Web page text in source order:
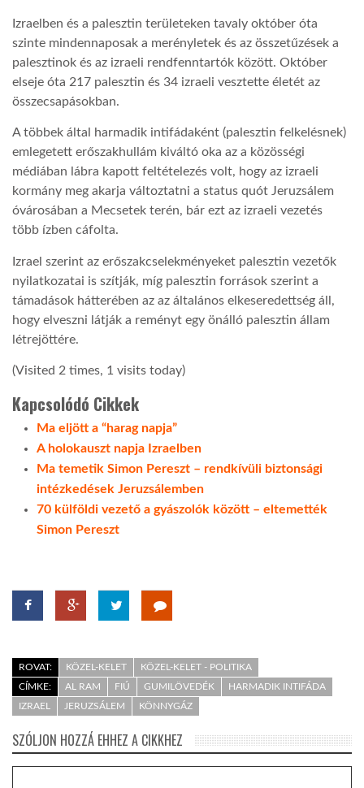
Izraelben és a palesztin területeken tavaly október óta
szinte mindennaposak a merényletek és az összetűzések a
palesztinok és az izraeli rendfenntartók között. Október
elseje óta 217 palesztin és 34 izraeli vesztette életét az
összecsapásokban.
A többek által harmadik intifádaként (palesztin felkelésnek)
emlegetett erőszakhullám kiváltó oka az a közösségi
médiában lábra kapott feltételezés volt, hogy az izraeli
kormány meg akarja változtatni a status quót Jeruzsálem
óvárosában a Mecsetek terén, bár ezt az izraeli vezetés
több ízben cáfolta.
Izrael szerint az erőszakcselekményeket palesztin vezetők
nyilatkozatai is szítják, míg palesztin források szerint a
támadások hátterében az az általános elkeseredettség áll,
hogy elveszni látják a reményt egy önálló palesztin állam
létrejöttére.
(Visited 2 times, 1 visits today)
Kapcsolódó Cikkek
Ma eljött a “harag napja”
A holokauszt napja Izraelben
Ma temetik Simon Pereszt – rendkívüli biztonsági
intézkedések Jeruzsálemben
70 külföldi vezető a gyászolók között – eltemették
Simon Pereszt
ROVAT: KÖZEL-KELET
KÖZEL-KELET - POLITIKA
CÍMKE:
AL RAM FIÚ GUMILÖVEDÉK
HARMADIK INTIFÁDA
IZRAEL
JERUZSÁLEM KÖNNYGÁZ
SZÓLJON HOZZÁ EHHEZ A CIKKHEZ